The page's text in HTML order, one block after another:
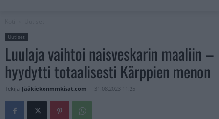
Uutiset
Luulaja vaihtoi naisveskarin maaliin –
hyydytti totaalisesti Kärppien menon
Tekijä Jääkiekonmmkisat.com - 31.08.2023 11:25